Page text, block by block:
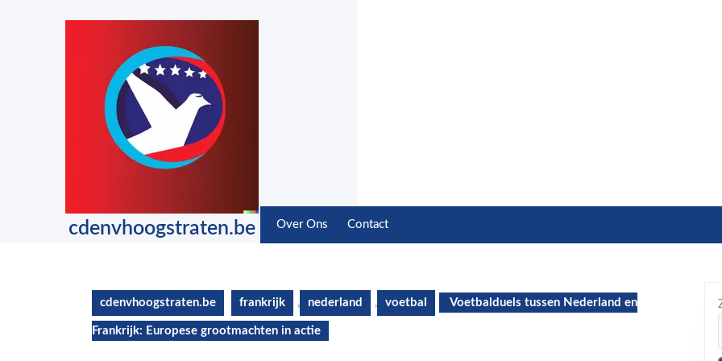
cdenvhoogstraten.be Over Ons Contact
cdenvhoogstraten.be frankrijk , nederland , voetbal Voetbalduels tussen Nederland en
Frankrijk: Europese grootmachten in actie